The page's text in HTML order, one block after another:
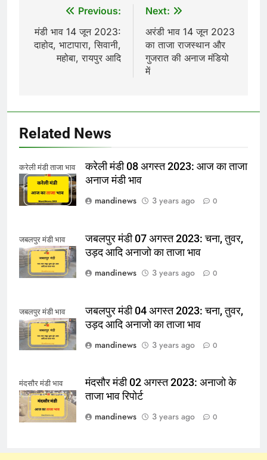
navigation
Previous:
मंडी भाव 14 जून 2023:
दाहोद, भाटापारा, सिवानी,
महोबा, रायपुर आदि
Next:
अरंडी भाव 14 जून 2023
का ताजा राजस्थान और
गुजरात की अनाज मंडियो
में
Related News
करेली मंडी ताजा भाव
करेली मंडी 08 अगस्त 2023: आज का ताजा
अनाज मंडी भाव
mandinews
3 years ago 0
जबलपुर मंडी भाव
जबलपुर मंडी 07 अगस्त 2023: चना, तुवर,
उड़द आदि अनाजो का ताजा भाव
mandinews
3 years ago 0
जबलपुर मंडी भाव
जबलपुर मंडी 04 अगस्त 2023: चना, तुवर,
उड़द आदि अनाजो का ताजा भाव
mandinews
3 years ago 0
मंदसौर मंडी भाव
मंदसौर मंडी 02 अगस्त 2023: अनाजो के
ताजा भाव रिपोर्ट
mandinews
3 years ago 0